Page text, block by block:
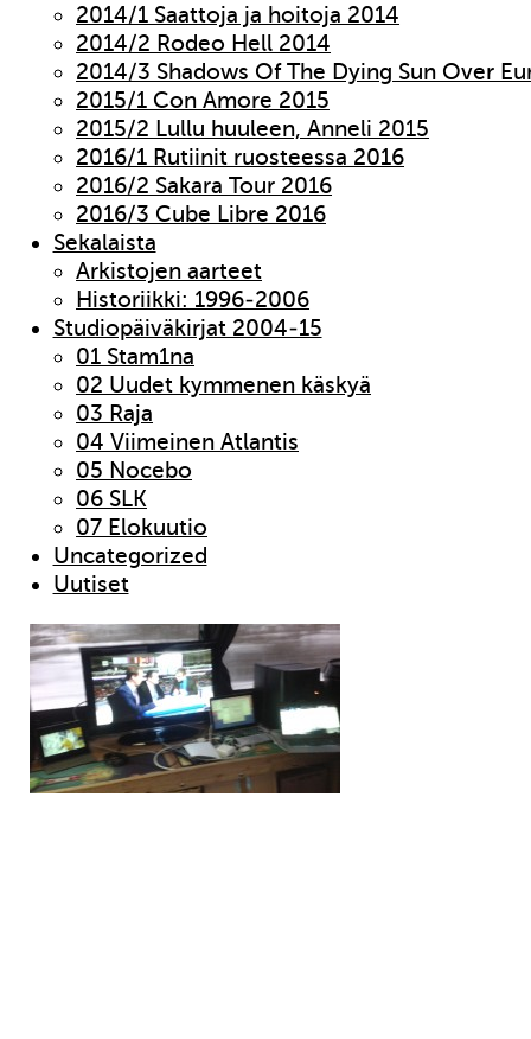
2014/1 Saattoja ja hoitoja 2014
2014/2 Rodeo Hell 2014
2014/3 Shadows Of The Dying Sun Over
2015/1 Con Amore 2015
2015/2 Lullu huuleen, Anneli 2015
2016/1 Rutiinit ruosteessa 2016
2016/2 Sakara Tour 2016
2016/3 Cube Libre 2016
Sekalaista
Arkistojen aarteet
Historiikki: 1996-2006
Studiopäiväkirjat 2004-15
01 Stam1na
02 Uudet kymmenen käskyä
03 Raja
04 Viimeinen Atlantis
05 Nocebo
06 SLK
07 Elokuutio
Uncategorized
Uutiset